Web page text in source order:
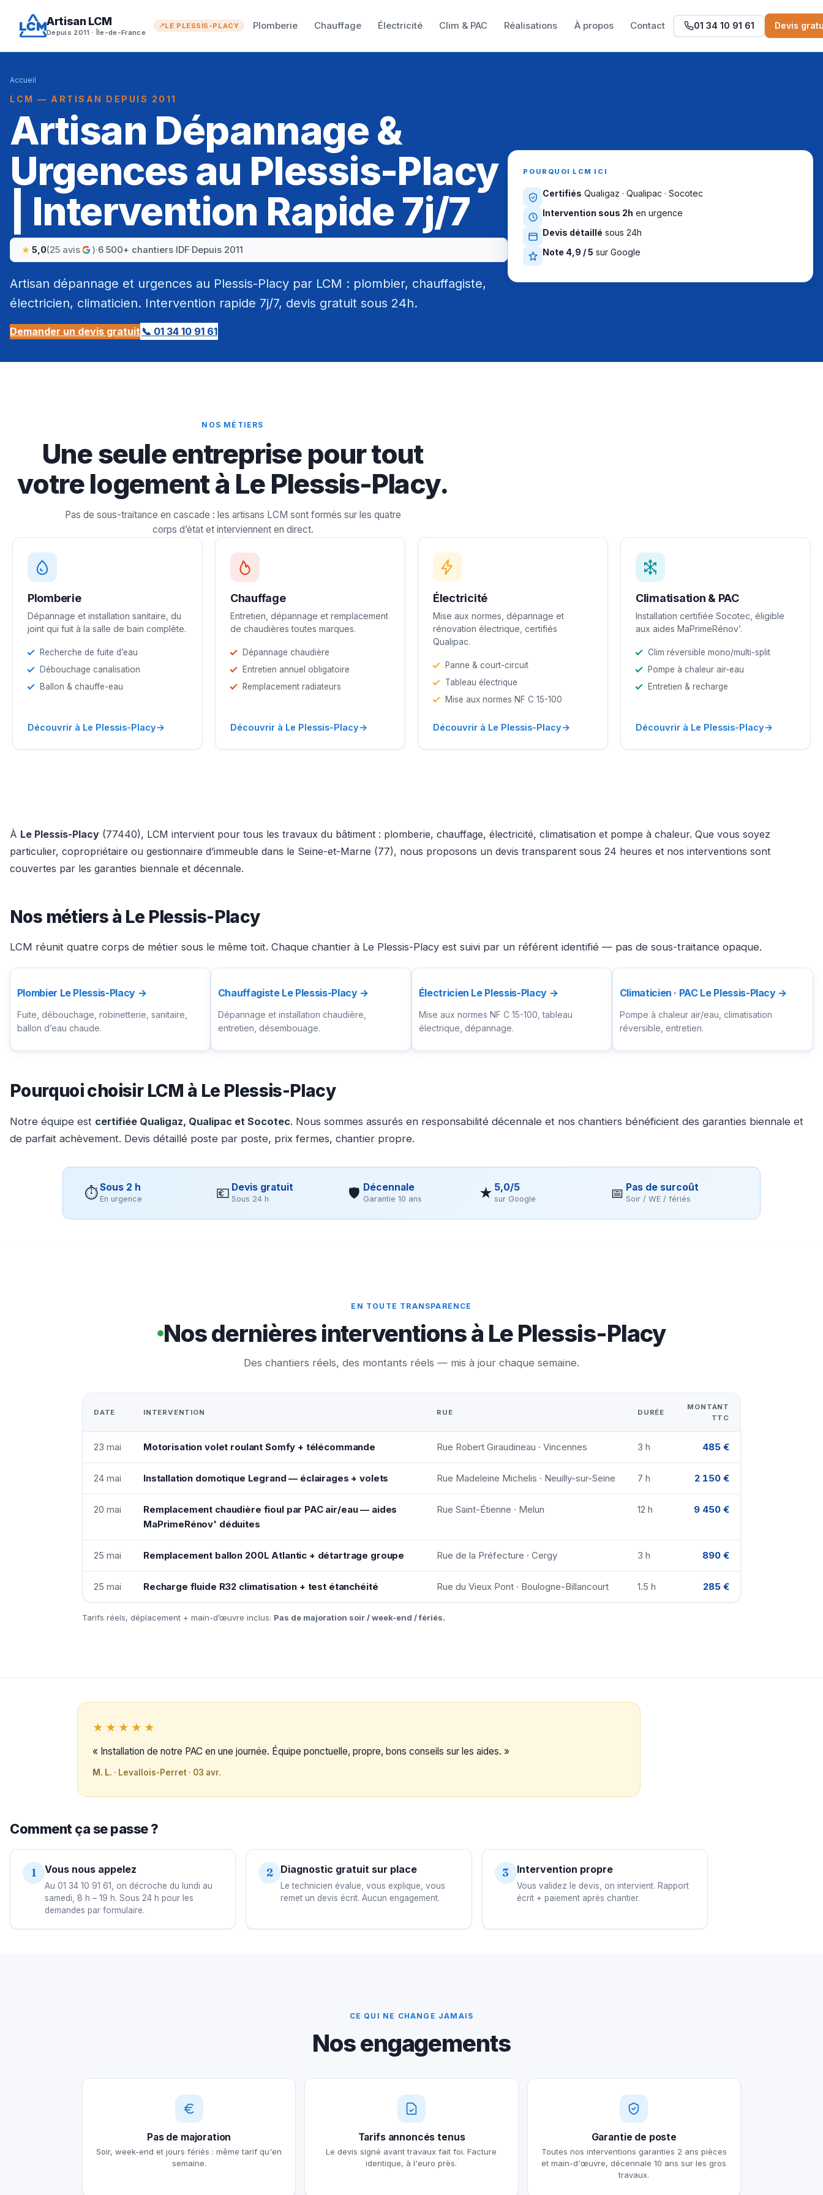
Artisan LCM
Depuis 2011 · Île-de-France
LE PLESSIS-PLACY Plomberie Chauffage Électricité Clim & PAC Réalisations À propos Contact 01 34 10 91 61 Devis
Accueil
LCM — ARTISAN DEPUIS 2011
Artisan Dépannage &
Urgences au Plessis-Placy
| Intervention Rapide 7j/7
5,0(25 avis )·6 500+ chantiers IDF·Depuis 2011
Artisan dépannage et urgences au Plessis-Placy par LCM : plombier, chauffagiste,
électricien, climaticien. Intervention rapide 7j/7, devis gratuit sous 24h.
Demander un devis gratuit 📞 01 34 10 91 61
POURQUOI LCM ICI
Certifiés Qualigaz · Qualipac · Socotec
Intervention sous 2h en urgence
Devis détaillé sous 24h
Note 4,9 / 5 sur Google
NOS MÉTIERS
Une seule entreprise pour tout
votre logement à Le Plessis-Placy.
Pas de sous-traitance en cascade : les artisans LCM sont formés sur les quatre
corps d’état et interviennent en direct.
Plomberie
Dépannage et installation sanitaire, du
joint qui fuit à la salle de bain complète.
Recherche de fuite d’eau
Débouchage canalisation
Ballon & chauffe-eau
Découvrir à Le Plessis-Placy→
Chauffage
Entretien, dépannage et remplacement
de chaudières toutes marques.
Dépannage chaudière
Entretien annuel obligatoire
Remplacement radiateurs
Découvrir à Le Plessis-Placy→
Électricité
Mise aux normes, dépannage et
rénovation électrique, certifiés
Qualipac.
Panne & court-circuit
Tableau électrique
Mise aux normes NF C 15-100
Découvrir à Le Plessis-Placy→
Climatisation & PAC
Installation certifiée Socotec, éligible
aux aides MaPrimeRénov’.
Clim réversible mono/multi-split
Pompe à chaleur air-eau
Entretien & recharge
Découvrir à Le Plessis-Placy→
À Le Plessis-Placy (77440), LCM intervient pour tous les travaux du bâtiment : plomberie, chauffage, électricité, climatisation et pompe à chaleur. Que vous soyez
particulier, copropriétaire ou gestionnaire d’immeuble dans le Seine-et-Marne (77), nous proposons un devis transparent sous 24 heures et nos interventions sont
couvertes par les garanties biennale et décennale.
Nos métiers à Le Plessis-Placy
LCM réunit quatre corps de métier sous le même toit. Chaque chantier à Le Plessis-Placy est suivi par un référent identifié — pas de sous-traitance opaque.
Plombier Le Plessis-Placy →
Fuite, débouchage, robinetterie, sanitaire,
ballon d’eau chaude.
Chauffagiste Le Plessis-Placy →
Dépannage et installation chaudière,
entretien, désembouage.
Électricien Le Plessis-Placy →
Mise aux normes NF C 15-100, tableau
électrique, dépannage.
Climaticien · PAC Le Plessis-Placy →
Pompe à chaleur air/eau, climatisation
réversible, entretien.
Pourquoi choisir LCM à Le Plessis-Placy
Notre équipe est certifiée Qualigaz, Qualipac et Socotec. Nous sommes assurés en responsabilité décennale et nos chantiers bénéficient des garanties biennale et
de parfait achèvement. Devis détaillé poste par poste, prix fermes, chantier propre.
⏱Sous 2 h
En urgence 💶 Devis gratuit
Sous 24 h 🛡 Décennale
Garantie 10 ans ★ 5,0/5
sur Google 📅 Pas de surcoût
Soir / WE / fériés
EN TOUTE TRANSPARENCE
Nos dernières interventions à Le Plessis-Placy
Des chantiers réels, des montants réels — mis à jour chaque semaine.
DATE INTERVENTION RUE DURÉE
MONTANT
TTC
23 mai Motorisation volet roulant Somfy + télécommande Rue Robert Giraudineau · Vincennes 3 h 485 €
24 mai Installation domotique Legrand — éclairages + volets Rue Madeleine Michelis · Neuilly-sur-Seine 7 h 2 150 €
20 mai
Remplacement chaudière fioul par PAC air/eau — aides
MaPrimeRénov' déduites
Rue Saint-Étienne · Melun 12 h 9 450 €
25 mai Remplacement ballon 200L Atlantic + détartrage groupe Rue de la Préfecture · Cergy 3 h 890 €
25 mai Recharge fluide R32 climatisation + test étanchéité Rue du Vieux Pont · Boulogne-Billancourt 1.5 h 285 €
Tarifs réels, déplacement + main-d’œuvre inclus. Pas de majoration soir / week-end / fériés.
★★★★★
« Installation de notre PAC en une journée. Équipe ponctuelle, propre, bons conseils sur les aides. »
M. L. · Levallois-Perret · 03 avr.
Comment ça se passe ?
1 Vous nous appelez
Au 01 34 10 91 61, on décroche du lundi au
samedi, 8 h – 19 h. Sous 24 h pour les
demandes par formulaire.
2 Diagnostic gratuit sur place
Le technicien évalue, vous explique, vous
remet un devis écrit. Aucun engagement.
3 Intervention propre
Vous validez le devis, on intervient. Rapport
écrit + paiement après chantier.
CE QUI NE CHANGE JAMAIS
Nos engagements
Pas de majoration
Soir, week-end et jours fériés : même tarif qu'en
semaine.
Tarifs annoncés tenus
Le devis signé avant travaux fait foi. Facture
identique, à l'euro près.
Garantie de poste
Toutes nos interventions garanties 2 ans pièces
et main-d'œuvre, décennale 10 ans sur les gros
travaux.